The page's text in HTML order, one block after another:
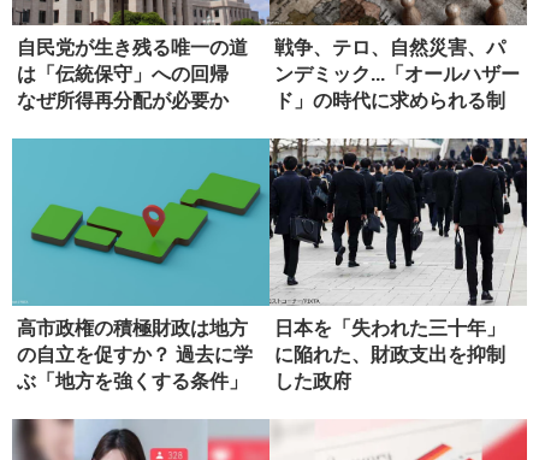
自民党が生き残る唯一の道
は「伝統保守」への回帰
なぜ所得再分配が必要か
戦争、テロ、自然災害、パ
ンデミック...「オールハザー
ド」の時代に求められる制
高市政権の積極財政は地方
の自立を促すか？ 過去に学
ぶ「地方を強くする条件」
日本を「失われた三十年」
に陥れた、財政支出を抑制
した政府